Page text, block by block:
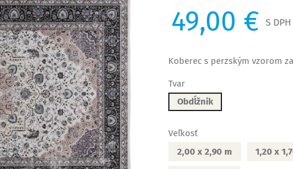
49,00 € S DPH
Koberec s perzským vzorom
Tvar
Obdĺžnik
Veľkosť
2,00 x 2,90 m
1,20 x